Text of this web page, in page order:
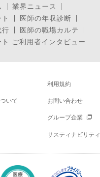
業界ニュース
医師の年収診断
行
医師の職場カルテ
ご利用者インタビュー
利用規約
いて お問い合わせ
グループ企業
サスティナビリティ